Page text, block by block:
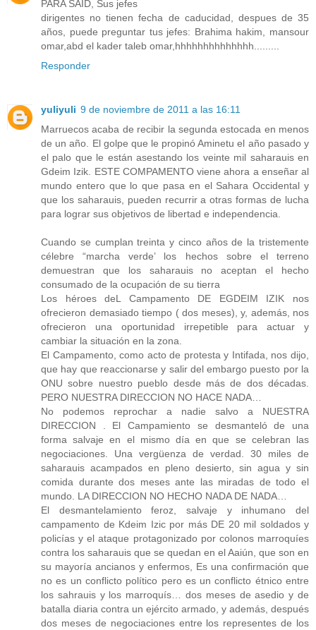
PARA SAID, Sus jefes
dirigentes no tienen fecha de caducidad, despues de 35
años, puede preguntar tus jefes: Brahima hakim, mansour
omar,abd el kader taleb omar,hhhhhhhhhhhhhh.........
Responder
yuliyuli 9 de noviembre de 2011 a las 16:11
Marruecos acaba de recibir la segunda estocada en menos
de un año. El golpe que le propinó Aminetu el año pasado y
el palo que le están asestando los veinte mil saharauis en
Gdeim Izik. ESTE COMPAMENTO viene ahora a enseñar al
mundo entero que lo que pasa en el Sahara Occidental y
que los saharauis, pueden recurrir a otras formas de lucha
para lograr sus objetivos de libertad e independencia.
Cuando se cumplan treinta y cinco años de la tristemente
célebre “marcha verde’ los hechos sobre el terreno
demuestran que los saharauis no aceptan el hecho
consumado de la ocupación de su tierra
Los héroes deL Campamento DE EGDEIM IZIK nos
ofrecieron demasiado tiempo ( dos meses), y, además, nos
ofrecieron una oportunidad irrepetible para actuar y
cambiar la situación en la zona.
El Campamento, como acto de protesta y Intifada, nos dijo,
que hay que reaccionarse y salir del embargo puesto por la
ONU sobre nuestro pueblo desde más de dos décadas.
PERO NUESTRA DIRECCION NO HACE NADA…
No podemos reprochar a nadie salvo a NUESTRA
DIRECCION . El Campamiento se desmanteló de una
forma salvaje en el mismo día en que se celebran las
negociaciones. Una vergüenza de verdad. 30 miles de
saharauis acampados en pleno desierto, sin agua y sin
comida durante dos meses ante las miradas de todo el
mundo. LA DIRECCION NO HECHO NADA DE NADA…
El desmantelamiento feroz, salvaje y inhumano del
campamento de Kdeim Izic por más DE 20 mil soldados y
policías y el ataque protagonizado por colonos marroquíes
contra los saharauis que se quedan en el Aaiún, que son en
su mayoría ancianos y enfermos, Es una confirmación que
no es un conflicto político pero es un conflicto étnico entre
los sahrauis y los marroquís… dos meses de asedio y de
batalla diaria contra un ejército armado, y además, después
dos meses de negociaciones entre los representes de los